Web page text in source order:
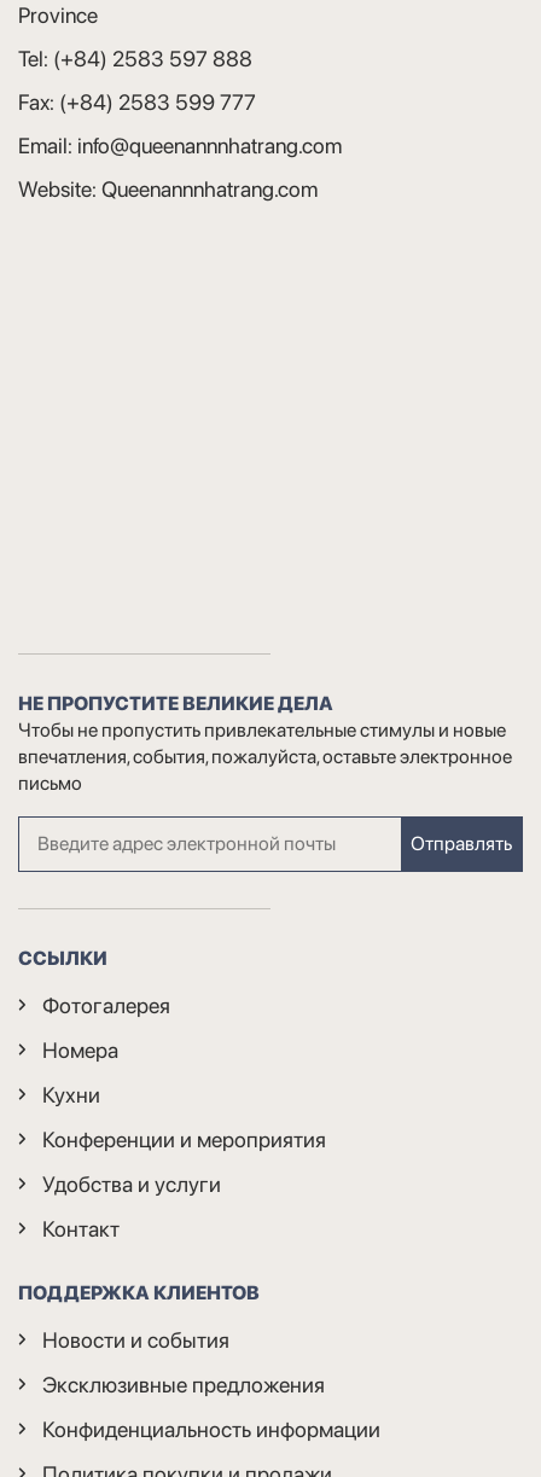
Province
Tel: (+84) 2583 597 888
Fax: (+84) 2583 599 777
Email: info@queenannnhatrang.com
Website: Queenannnhatrang.com
НЕ ПРОПУСТИТЕ ВЕЛИКИЕ ДЕЛА
Чтобы не пропустить привлекательные стимулы и новые
впечатления, события, пожалуйста, оставьте электронное
письмо
Отправлять
ССЫЛКИ
Фотогалерея
Номера
Кухни
Конференции и мероприятия
Удобства и услуги
Контакт
ПОДДЕРЖКА КЛИЕНТОВ
Новости и события
Эксклюзивные предложения
Конфиденциальность информации